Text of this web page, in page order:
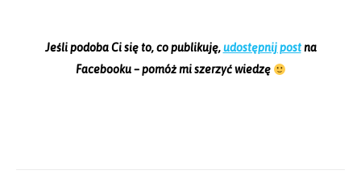
Jeśli podoba Ci się to, co publikuję, udostępnij post na
Facebooku – pomóż mi szerzyć wiedzę